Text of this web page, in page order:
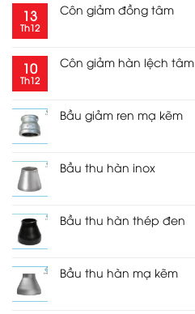
13
Th12
Côn giảm đồng tâm
10
Th12
Côn giảm hàn lệch tâm
Bầu giảm ren mạ kẽm
Bầu thu hàn inox
Bầu thu hàn thép đen
Bầu thu hàn mạ kẽm